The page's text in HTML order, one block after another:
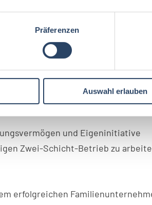
Präferenzen
Auswahl erlauben
Fleischermeister (m/w/d) oder eine
in einem produzierenden
Lebensmittelindustrie
Arbeitsweise
Kommunikations- und
und Eigeninitiative
Zwei-Schicht-Betrieb zu
erfolgreichen